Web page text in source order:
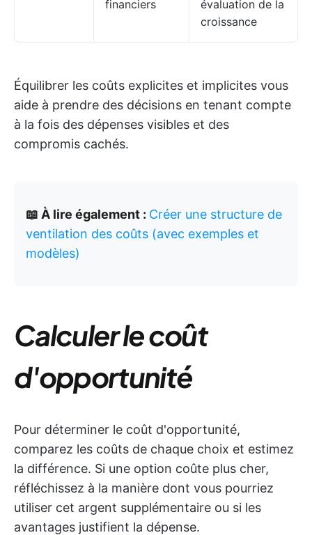
financiers
évaluation de la
croissance
Équilibrer les coûts explicites et implicites vous
aide à prendre des décisions en tenant compte
à la fois des dépenses visibles et des
compromis cachés.
📖 À lire également : Créer une structure de
ventilation des coûts (avec exemples et
modèles)
Calculer le coût
d'opportunité
Pour déterminer le coût d'opportunité,
comparez les coûts de chaque choix et estimez
la différence. Si une option coûte plus cher,
réfléchissez à la manière dont vous pourriez
utiliser cet argent supplémentaire ou si les
avantages justifient la dépense.